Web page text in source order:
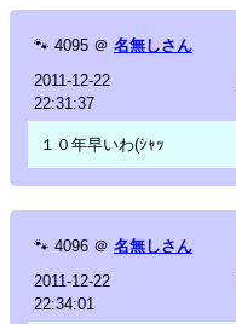
🐾 4095 ＠ 名無しさん
2011-12-22
22:31:37
１０年早いわ(ｼｬｯ
🐾 4096 ＠ 名無しさん
2011-12-22
22:34:01